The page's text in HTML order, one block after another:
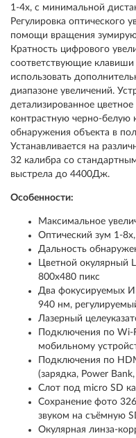
1-4х, с минимальной
Регулировка оптического
помощи вращения
Кратность цифрового
соответствующие
использовать
диапазоне увеличений.
детализированное
контрастную черно-белую
обнаружения объекта в
Устанавливается на
32 калибра со
выстрела до 4400Дж.
Особенности:
Максимальное
Оптический зум 1-
Дальность
Цветной окулярный
800x480 пикс
Два фокусируемых
940 нм,
Лазерный
Подключения по
мобильному
Подключения по
(зарядка, Power
Слот под micro SD
Сохранение фото
звуком на съёмную
Окулярная линза-